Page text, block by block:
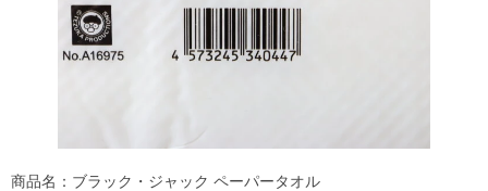
商品名：ブラック・ジャック ペーパータオル